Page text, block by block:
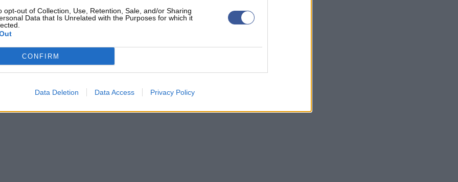
opt-out of Collection, Use, Retention, Sale, and/or Sharing
Data that Is Unrelated with the Purposes for which it
CONFIRM
Data Deletion Data Access Privacy Policy